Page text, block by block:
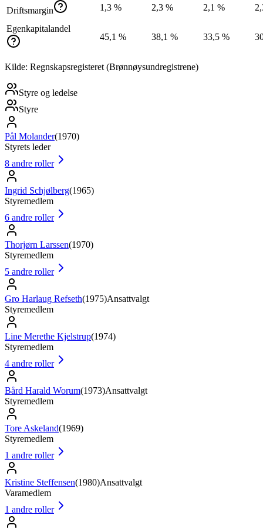
Driftsmargin 1,3 % 2,3 % 2,1 %
Egenkapitalandel
45,1 %
38,1 % 33,5 %
Kilde: Regnskapsregisteret (Brønnøysundregistrene)
Styre og ledelse
Styre
Pål Molander(1970)
Styrets leder
8 andre roller
Ingrid Schjølberg(1965)
Styremedlem
6 andre roller
Thorjørn Larssen(1970)
Styremedlem
5 andre roller
Gro Harlaug Refseth(1975)Ansattvalgt
Styremedlem
Line Merethe Kjelstrup(1974)
Styremedlem
4 andre roller
Bård Harald Worum(1973)Ansattvalgt
Styremedlem
Tore Askeland(1969)
Styremedlem
1 andre roller
Kristine Steffensen(1980)Ansattvalgt
Varamedlem
1 andre roller